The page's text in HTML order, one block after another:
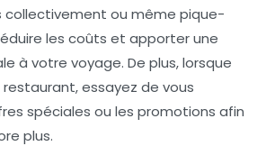
collectivement ou même pique-
les coûts et apporter une
à votre voyage. De plus, lorsque
restaurant, essayez de vous
spéciales ou les promotions afin
plus.